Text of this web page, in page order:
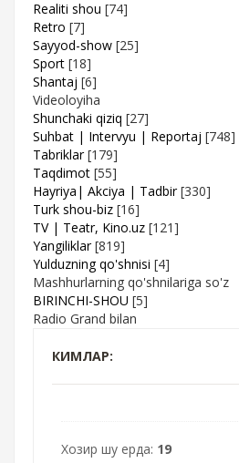
Realiti shou [74]
Retro [7]
Sayyod-show [25]
Sport [18]
Shantaj [6]
Videoloyiha
Shunchaki qiziq [27]
Suhbat | Intervyu | Reportaj [748]
Tabriklar [179]
Taqdimot [55]
Hayriya| Akciya | Tadbir [330]
Turk shou-biz [16]
TV | Teatr, Kino.uz [121]
Yangiliklar [819]
Yulduzning qo'shnisi [4]
Mashhurlarning qo'shnilariga so'z
BIRINCHI-SHOU [5]
Radio Grand bilan
КИМЛАР:
Хозир шу ерда: 19